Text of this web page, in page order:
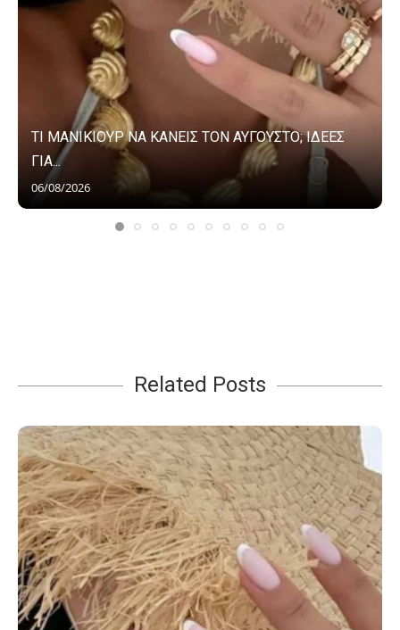
ΤΙ ΜΑΝΙΚΙΟΥΡ ΝΑ ΚΑΝΕΙΣ ΤΟΝ ΑΥΓΟΥΣΤΟ; ΙΔΕΕΣ
ΓΙΑ...
06/08/2026
Related Posts